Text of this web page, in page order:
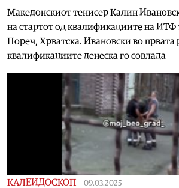
Македонскиот тенисер Калин
на стартот од квалификациите на ИТФ
Пореч, Хрватска. Ивановски во првата
квалификациите денеска го совлада
КАЛЕИДОСКОП 09.03.2025